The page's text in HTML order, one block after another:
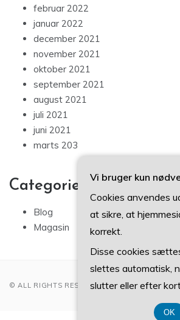
februar 2022
januar 2022
december 2021
november 2021
oktober 2021
september 2021
august 2021
juli 2021
juni 2021
marts 203
Categories
Blog
Magasin
© ALL RIGHTS RESERVED 2022
Vi bruger kun
Cookies anvendes
at sikre, at
korrekt.
Disse cookies
slettes automatisk,
slutter eller efter
OK